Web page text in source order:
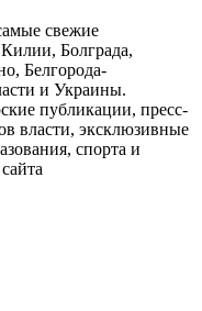
свежие
Болграда,
Белгорода-
и Украины.
публикации, пресс-
власти, эксклюзивные
спорта и